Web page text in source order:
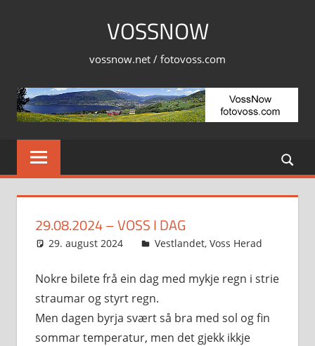
VOSSNOW
vossnow.net / fotovoss.com
29.08.2024 – VOSS I DAG
29. august 2024 Svein
Vestlandet, Voss Herad
Nokre bilete frå ein dag med mykje regn i strie
straumar og styrt regn.
Men dagen byrja svært så bra med sol og fin
sommar temperatur, men det gjekk ikkje